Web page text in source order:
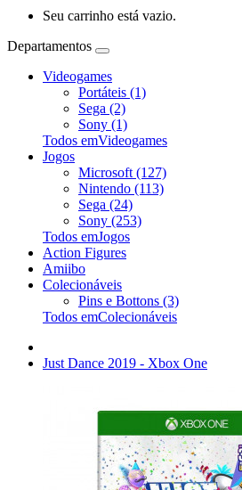
Seu carrinho está vazio.
Departamentos
Videogames
Portáteis (1)
Sega (2)
Sony (1)
Todos emVideogames
Jogos
Microsoft (127)
Nintendo (113)
Sega (24)
Sony (253)
Todos emJogos
Action Figures
Amiibo
Colecionáveis
Pins e Bottons (3)
Todos emColecionáveis
Just Dance 2019 - Xbox One